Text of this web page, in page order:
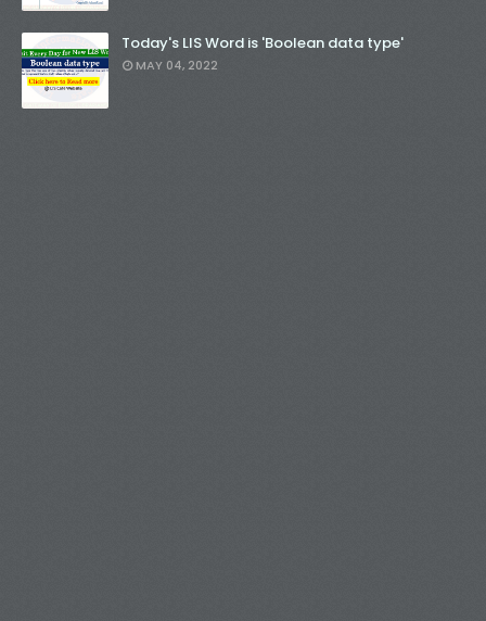
Today's LIS Word is 'Boolean data type'
MAY 04, 2022